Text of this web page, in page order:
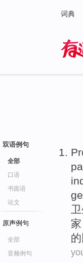
词典
双语例句
全部
口语
书面语
论文
原声例句
全部
音频例句
家
的